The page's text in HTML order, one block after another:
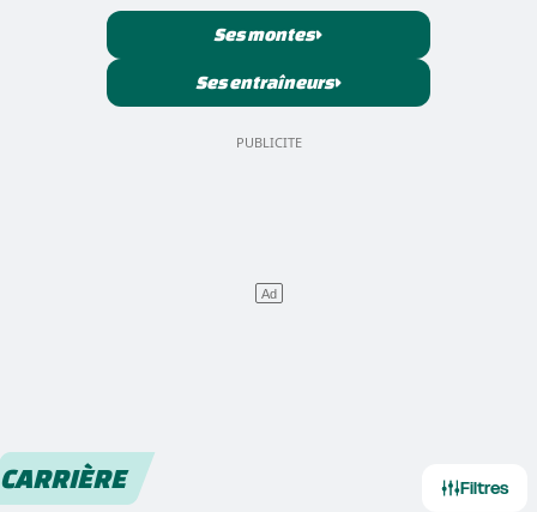
Ses montes
Ses entraîneurs
CARRIÈRE Filtres